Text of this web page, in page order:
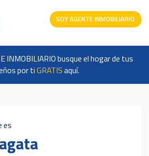
SOY AGENTE INMOBILIARIO
INMOBILIARIO busque el hogar de tus
por tiGRATISaquí.
es